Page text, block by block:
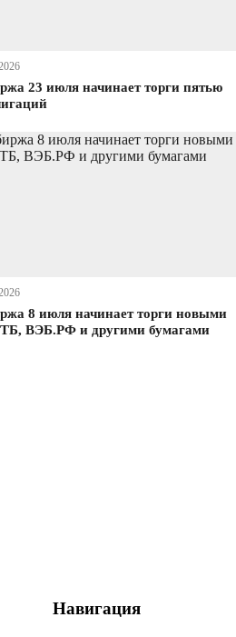
23 июля начинает торги пятью
8 июля начинает торги новыми
ВЭБ.РФ и другими бумагами
Навигация